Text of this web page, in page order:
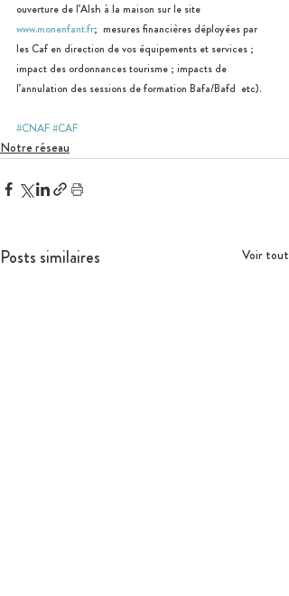
ouverture de l’Alsh à la maison sur le site
www.monenfant.fr;  mesures financières déployées par
les Caf en direction de vos équipements et services ;
impact des ordonnances tourisme ; impacts de
l’annulation des sessions de formation Bafa/Bafd  etc).
#CNAF#CAF
Notre réseau
Posts similaires Voir tout